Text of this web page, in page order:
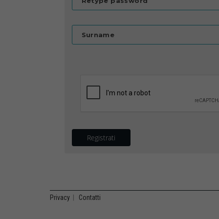
Surname
Registrati
Privacy Contatti